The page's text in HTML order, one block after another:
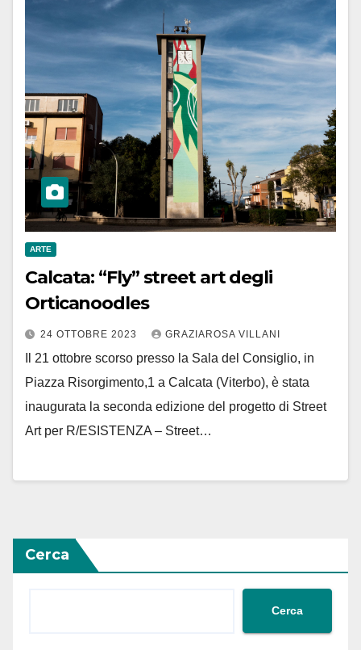
ARTE
Calcata: “Fly” street art degli
Orticanoodles
24 OTTOBRE 2023 GRAZIAROSA VILLANI
Il 21 ottobre scorso presso la Sala del Consiglio, in
Piazza Risorgimento,1 a Calcata (Viterbo), è stata
inaugurata la seconda edizione del progetto di Street
Art per R/ESISTENZA – Street…
Cerca
Cerca